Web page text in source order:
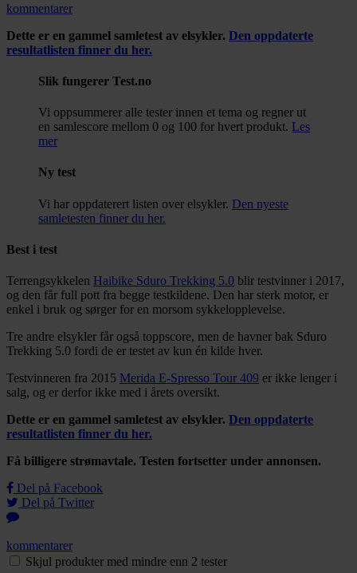
kommentarer
Dette er en gammel samletest av elsykler. Den oppdaterte
resultatlisten finner du her.
Slik fungerer Test.no
Vi oppsummerer alle tester innen et tema og regner ut
en samlescore mellom 0 og 100 for hvert produkt. Les
mer
Ny test
Vi har oppdaterert listen over elsykler. Den nyeste
samletesten finner du her.
Best i test
Terrengsykkelen Haibike Sduro Trekking 5.0 blir testvinner i 2017,
og den får full pott fra begge testkildene. Den har sterk motor, er
enkel i bruk og sørger for en morsom sykkelopplevelse.
Tre andre elsykler får også toppscore, men de havner bak Sduro
Trekking 5.0 fordi de er testet av kun én kilde hver.
Testvinneren fra 2015 Merida E-Spresso Tour 409 er ikke lenger i
salg, og er derfor ikke med i årets oversikt.
Dette er en gammel samletest av elsykler. Den oppdaterte
resultatlisten finner du her.
Få billigere strømavtale. Testen fortsetter under annonsen.
Del på Facebook
Del på Twitter
kommentarer
Skjul produkter med mindre enn 2 tester